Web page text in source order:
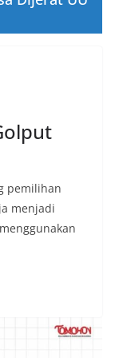
pemilihan
menjadi